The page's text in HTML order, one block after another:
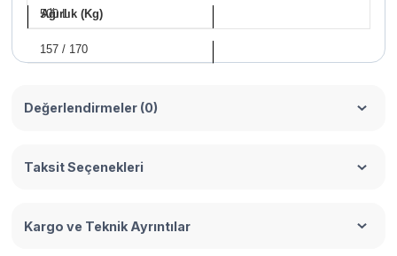
500 L
Ağırlık (Kg)
157 / 170
Değerlendirmeler (0)
Taksit Seçenekleri
Kargo ve Teknik Ayrıntılar